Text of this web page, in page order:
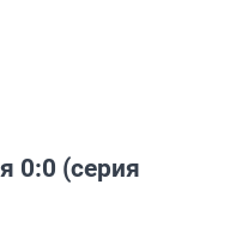
0:0 (серия